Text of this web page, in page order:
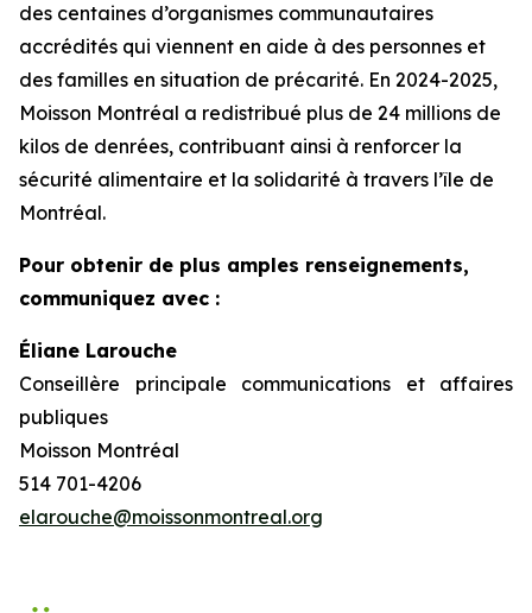
des centaines d’organismes communautaires
accrédités qui viennent en aide à des personnes et
des familles en situation de précarité. En 2024-2025,
Moisson Montréal a redistribué plus de 24 millions de
kilos de denrées, contribuant ainsi à renforcer la
sécurité alimentaire et la solidarité à travers l’île de
Montréal.
Pour obtenir de plus amples renseignements,
communiquez avec :
Éliane Larouche
Conseillère principale communications et affaires
publiques
Moisson Montréal
514 701-4206
elarouche@moissonmontreal.org